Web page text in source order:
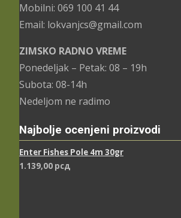
Mobilni: 069 100 41 44
Email: lokvanjcs@gmail.com
ZIMSKO RADNO VREME
Ponedeljak – Petak: 08 – 19h
Subota: 08-14h
Nedeljom ne radimo
Najbolje ocenjeni proizvodi
Enter Fishes Pole 4m 30gr
1.139,00 рсд